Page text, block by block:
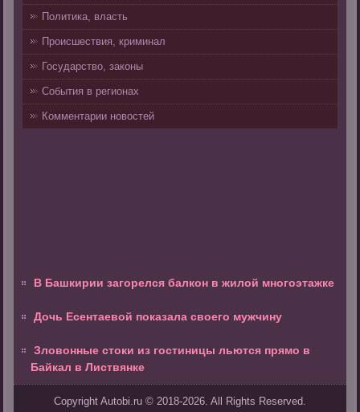
Политика, власть
Происшествия, криминал
Государство, законы
События в регионах
Комментарии новостей
В Башкирии загорелся балкон в жилой многоэтажке
Дочь Есентаевой показала своего мужчину
Зловонные стоки из гостиницы льются прямо в
Байкал в Листвянке
Copyright Autobi.ru © 2018-2026. All Rights Reserved.